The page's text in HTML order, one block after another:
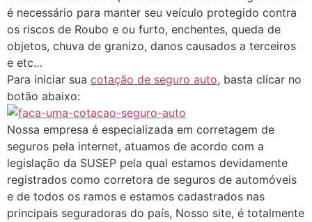
é necessário para manter seu veículo protegido contra
os riscos de Roubo e ou furto, enchentes, queda de
objetos, chuva de granizo, danos causados a terceiros
e etc…
Para iniciar sua cotação de seguro auto, basta clicar no
botão abaixo:
Nossa empresa é especializada em corretagem de
seguros pela internet, atuamos de acordo com a
legislação da SUSEP pela qual estamos devidamente
registrados como corretora de seguros de automóveis
e de todos os ramos e estamos cadastrados nas
principais seguradoras do país, Nosso site, é totalmente